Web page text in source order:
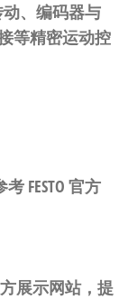
、编码器与
等精密运动控
FESTO 官方
展示网站，提